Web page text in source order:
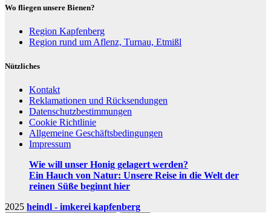
Wo fliegen unsere Bienen?
Region Kapfenberg
Region rund um Aflenz, Turnau, Etmißl
Nützliches
Kontakt
Reklamationen und Rücksendungen
Datenschutzbestimmungen
Cookie Richtlinie
Allgemeine Geschäftsbedingungen
Impressum
Wie will unser Honig gelagert werden?
Ein Hauch von Natur: Unsere Reise in die Welt der
reinen Süße beginnt hier
2025 heindl - imkerei kapfenberg